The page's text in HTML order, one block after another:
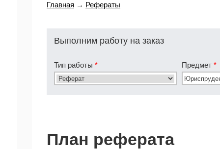
Главная → Рефераты
Выполним работу на заказ
Тип работы * Предмет *
План реферата